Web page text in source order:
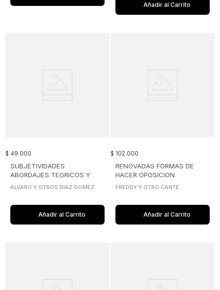
Añadir al Carrito
$ 49.000
SUBJETIVIDADES
ABORDAJES TEORICOS Y
METODOLOGICOS
ALVARO Y OTROS DIAZ GOMEZ
Añadir al Carrito
$ 102.000
RENOVADAS FORMAS DE
HACER OPOSICION
FREDDY Y OTRO CANTE
Añadir al Carrito